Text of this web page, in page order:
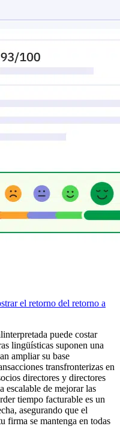
el retorno del retorno a
puede costar
lingüísticas suponen una
ampliar su base
transfronterizas en
directores y directores
escalable de mejorar las
tiempo facturable es un
asegurando que el
firma se mantenga en todas